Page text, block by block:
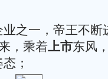
之一，帝王不断
，乘着上市东风
；